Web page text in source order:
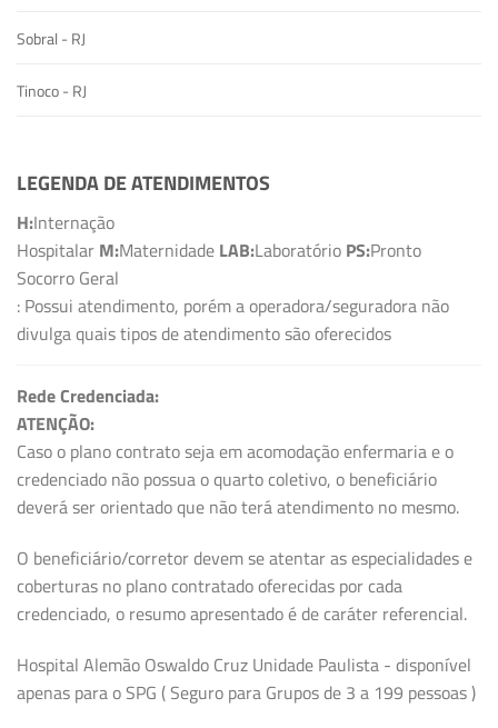
Sobral - RJ
Tinoco - RJ
LEGENDA DE ATENDIMENTOS
H:Internação
Hospitalar M:Maternidade LAB:Laboratório PS:Pronto
Socorro Geral
: Possui atendimento, porém a operadora/seguradora não
divulga quais tipos de atendimento são oferecidos
Rede Credenciada:
ATENÇÃO:
Caso o plano contrato seja em acomodação enfermaria e o
credenciado não possua o quarto coletivo, o beneficiário
deverá ser orientado que não terá atendimento no mesmo.
O beneficiário/corretor devem se atentar as especialidades e
coberturas no plano contratado oferecidas por cada
credenciado, o resumo apresentado é de caráter referencial.
Hospital Alemão Oswaldo Cruz Unidade Paulista - disponível
apenas para o SPG ( Seguro para Grupos de 3 a 199 pessoas )